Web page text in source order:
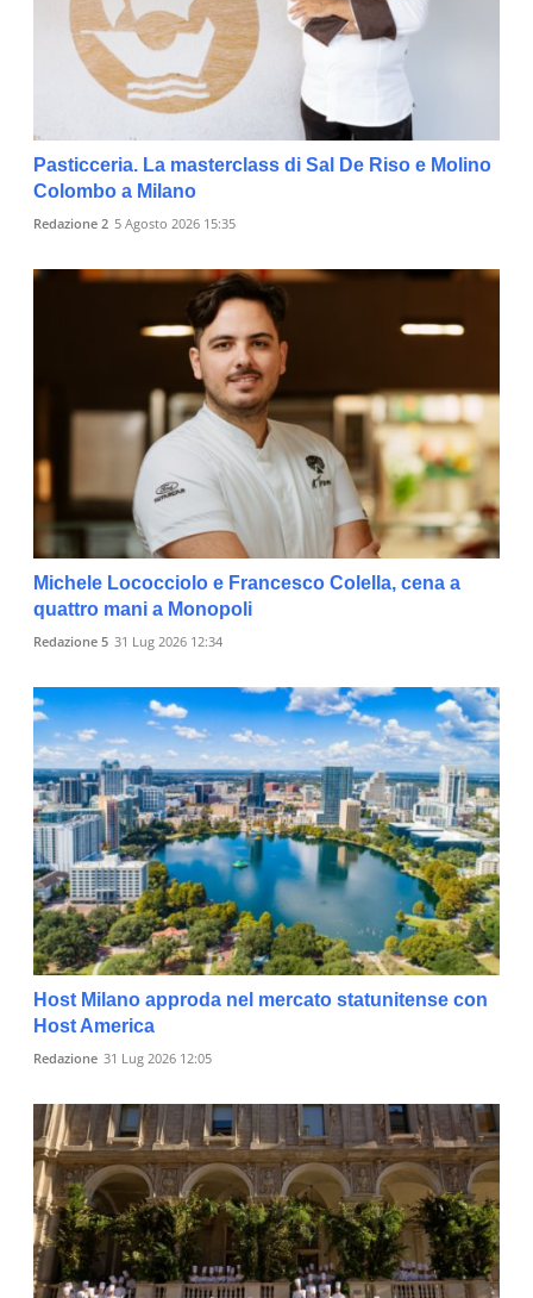
Pasticceria. La masterclass di Sal De Riso e Molino
Colombo a Milano
Redazione 2 5 Agosto 2026 15:35
Michele Lococciolo e Francesco Colella, cena a
quattro mani a Monopoli
Redazione 5 31 Lug 2026 12:34
Host Milano approda nel mercato statunitense con
Host America
Redazione 31 Lug 2026 12:05